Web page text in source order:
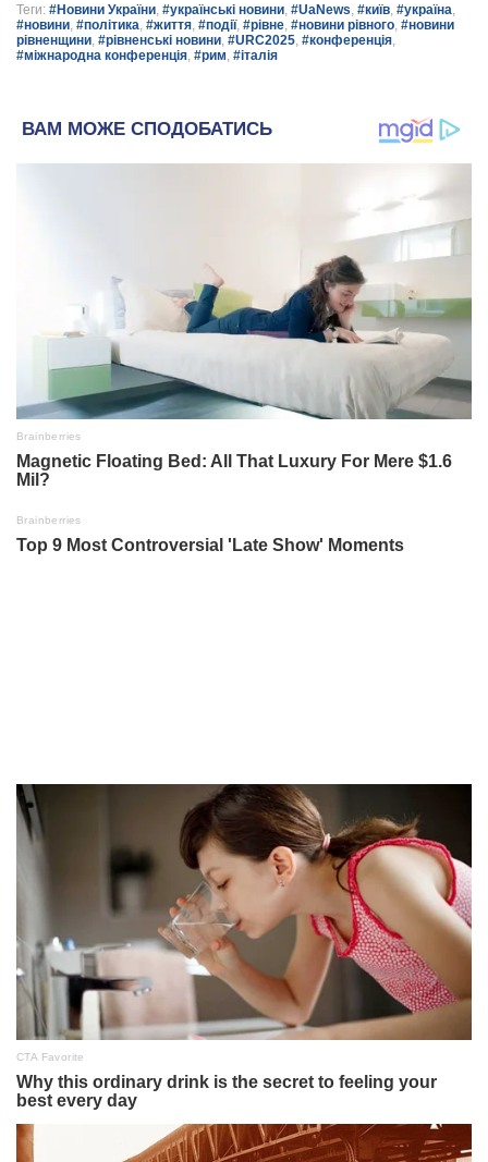
Теги: #Новини України, #українські новини, #UaNews, #київ, #україна,
#новини, #політика, #життя, #події, #рівне, #новини рівного, #новини
рівненщини, #рівненські новини, #URC2025, #конференція,
#міжнародна конференція, #рим, #італія